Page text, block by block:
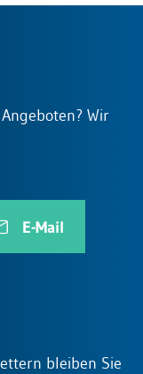
Wir
E-Mail
bleiben Sie